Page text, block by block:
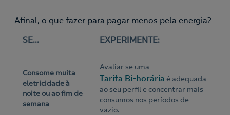
Afinal, o que fazer para pagar menos pela energia?
SE...
EXPERIMENTE:
Consome muita
eletricidade à
noite ou ao fim de
semana
Avaliar se uma
Tarifa Bi-horária é adequada
ao seu perfil e concentrar mais
consumos nos períodos de
vazio.